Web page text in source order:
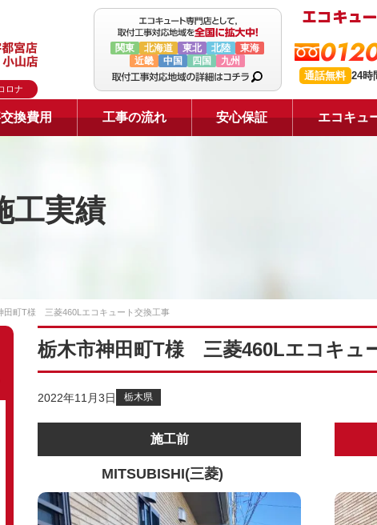
ロナ
関東 北海道 東北 北陸
東海
近畿
中国 四国 九州
通話無料 24時
換費用 工事の流れ 安心保証 エコキュ
工実績
田町T様 三菱460Lエコキュート交換工事
栃木市神田町T様 三菱460Lエコキュ
2022年11月3日 栃木県
施工前
MITSUBISHI(三菱)